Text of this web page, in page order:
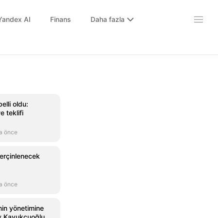
AI Finans Daha fazla
oldu:
teklifi
önce
önce
yönetimine